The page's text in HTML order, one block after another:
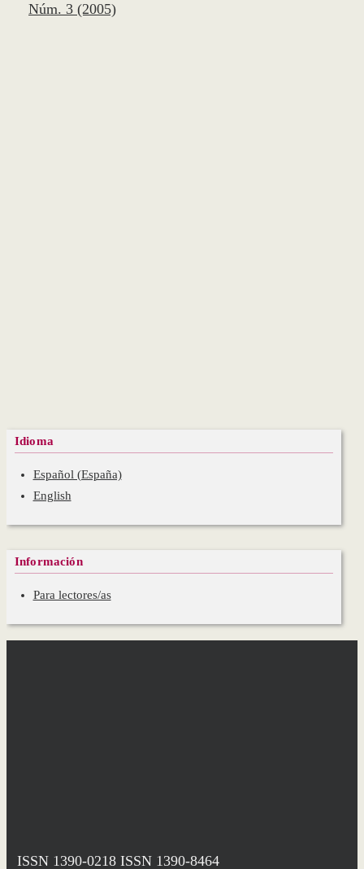
Núm. 3 (2005)
Idioma
Español (España)
English
Información
Para lectores/as
ISSN 1390-0218 ISSN 1390-8464